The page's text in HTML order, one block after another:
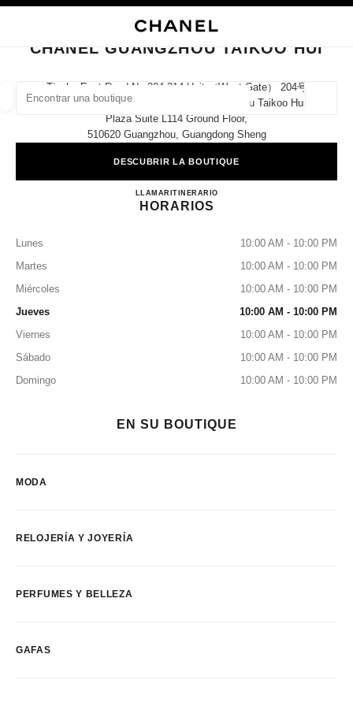
las sugerencias se muestran debajo de esta barra de búsqueda
0 Sugerencias disponibles
CERRAR TARJETA DE BOUTIQUE CHANEL GUANGZHOU TAIKOO HUI
CHANEL GUANGZHOU TAIKOO HUI
Tianhe East Road No.204-214 Unit （west Gate） 204号
Tianhe East Road Tianhe District Guangzhou Taikoo Hui
Plaza Suite L114 Ground Floor,
510620 Guangzhou, Guangdong Sheng
DESCUBRIR LA BOUTIQUE
LLAMAR4009555888ITINERARIOCHANEL Guangzhou TaiKoo
HORARIOS
Lunes
10:00 AM - 10:00 PM
Martes
10:00 AM - 10:00 PM
Miércoles
10:00 AM - 10:00 PM
Jueves
10:00 AM - 10:00 PM
Viernes
10:00 AM - 10:00 PM
Sábado
10:00 AM - 10:00 PM
Domingo
10:00 AM - 10:00 PM
EN SU BOUTIQUE
MODA
RELOJERÍA Y JOYERÍA
PERFUMES Y BELLEZA
GAFAS
resultado de los filtros por:
GAFAS RELOJERÍA Y JOYERÍA